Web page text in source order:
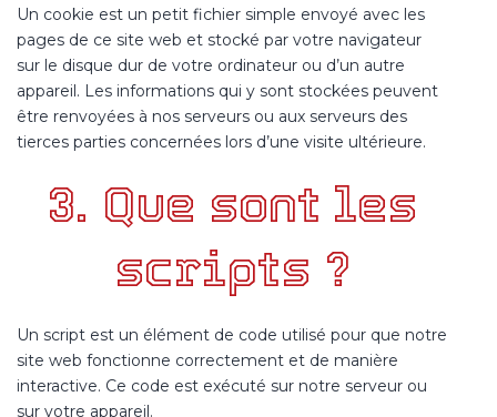
Un cookie est un petit fichier simple envoyé avec les
pages de ce site web et stocké par votre navigateur
sur le disque dur de votre ordinateur ou d’un autre
appareil. Les informations qui y sont stockées peuvent
être renvoyées à nos serveurs ou aux serveurs des
tierces parties concernées lors d’une visite ultérieure.
3. Que sont les
scripts ?
Un script est un élément de code utilisé pour que notre
site web fonctionne correctement et de manière
interactive. Ce code est exécuté sur notre serveur ou
sur votre appareil.